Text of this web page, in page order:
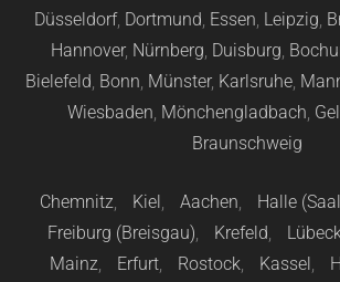
Düsseldorf, Dortmund, Essen, Leipzig,
Hannover, Nürnberg, Duisburg,
Bielefeld, Bonn, Münster, Karlsruhe,
Wiesbaden, Mönchengladbach,
Braunschweig
Chemnitz, Kiel, Aachen, Halle
Freiburg (Breisgau), Krefeld,
Mainz, Erfurt, Rostock, Kassel,